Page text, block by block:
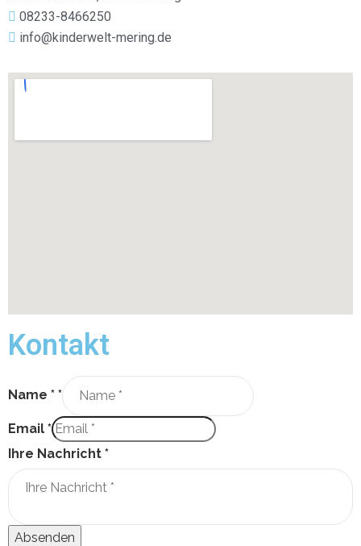
08233-8466250
info@kinderwelt-mering.de
Kontakt
Name * *
Email *
Ihre Nachricht *
Absenden